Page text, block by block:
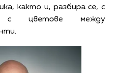
както и, разбира се, с
с цветове между